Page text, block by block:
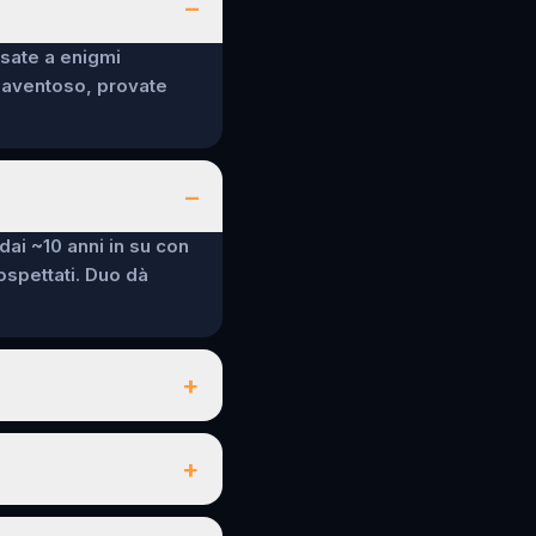
–
a enigmi
provate
–
~10 anni in su con
Duo dà
+
+